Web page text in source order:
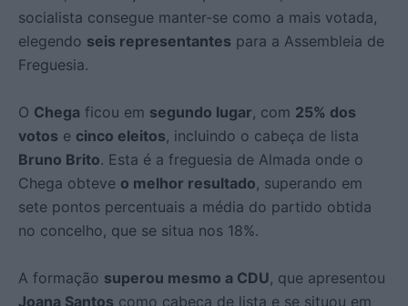
socialista consegue manter-se como a mais votada,
elegendo seis representantes para a Assembleia de
Freguesia.
O Chega ficou em segundo lugar, com 25% dos
votos e cinco eleitos, incluindo o cabeça de lista
Bruno Brito. Esta é a freguesia de Almada onde o
Chega obteve o melhor resultado, superando em
sete pontos percentuais a média do partido obtida
no concelho, que se situa nos 18%.
A formação superou mesmo a CDU, que apresentou
Joana Santos como cabeça de lista e se situou em